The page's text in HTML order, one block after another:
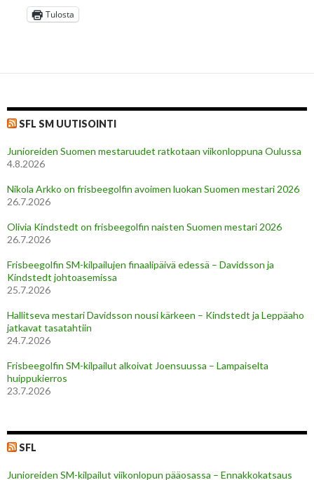
Tulosta
SFL SM UUTISOINTI
Junioreiden Suomen mestaruudet ratkotaan viikonloppuna Oulussa
4.8.2026
Nikola Arkko on frisbeegolfin avoimen luokan Suomen mestari 2026
26.7.2026
Olivia Kindstedt on frisbeegolfin naisten Suomen mestari 2026
26.7.2026
Frisbeegolfin SM-kilpailujen finaalipäivä edessä – Davidsson ja
Kindstedt johtoasemissa
25.7.2026
Hallitseva mestari Davidsson nousi kärkeen – Kindstedt ja Leppäaho
jatkavat tasatahtiin
24.7.2026
Frisbeegolfin SM-kilpailut alkoivat Joensuussa – Lampaiselta
huippukierros
23.7.2026
SFL
Junioreiden SM-kilpailut viikonlopun pääosassa – Ennakkokatsaus